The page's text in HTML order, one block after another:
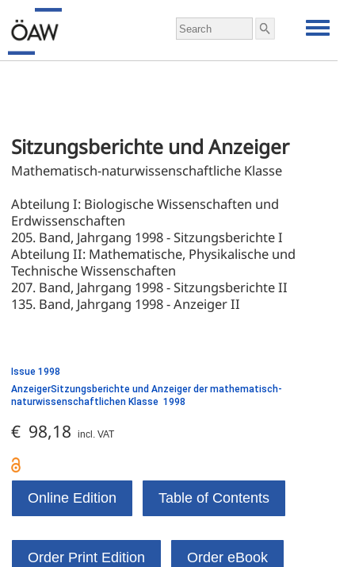
Sitzungsberichte und Anzeiger
Mathematisch-naturwissenschaftliche Klasse
Abteilung I: Biologische Wissenschaften und
Erdwissenschaften
205. Band, Jahrgang 1998 - Sitzungsberichte I
Abteilung II: Mathematische, Physikalische und
Technische Wissenschaften
207. Band, Jahrgang 1998 - Sitzungsberichte II
135. Band, Jahrgang 1998 - Anzeiger II
Issue 1998
AnzeigerSitzungsberichte und Anzeiger der mathematisch-
naturwissenschaftlichen Klasse 1998
€ 98,18 incl. VAT
Online Edition Table of Contents
Order Print Edition Order eBook